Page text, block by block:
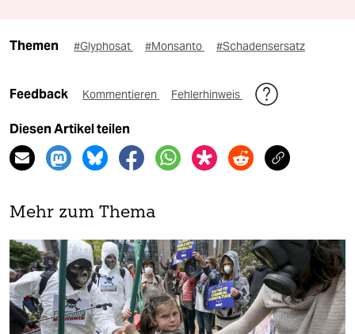
Themen #Glyphosat #Monsanto #Schadensersatz
Feedback Kommentieren Fehlerhinweis
Diesen Artikel teilen
Mehr zum Thema